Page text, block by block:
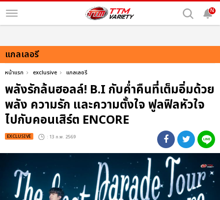
N
แกลเลอรี
หน้าแรก exclusive แกลเลอรี
พลังรักล้นฮอลล์! B.I กับค่ำคืนที่เต็มอิ่มด้วย
พลัง ความรัก และความตั้งใจ ฟูลฟิลหัวใจ
ไปกับคอนเสิร์ต ENCORE
EXCLUSIVE : 13 ก.พ. 2569